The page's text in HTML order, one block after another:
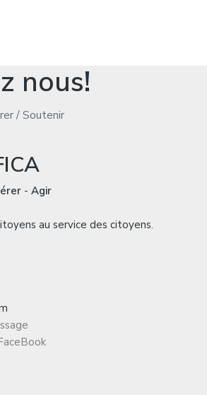
nous!
/ Soutenir
- Agir
au service des citoyens.